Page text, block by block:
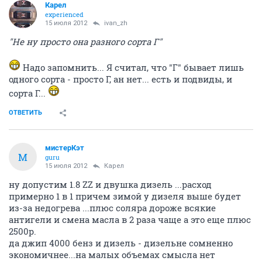
Карел
experienced
15 июля 2012 ivаn_zh
"Не ну просто она разного сорта Г"
Надо запомнить... Я считал, что "Г" бывает лишь
одного сорта - просто Г, ан нет... есть и подвиды, и
сорта Г...
ОТВЕТИТЬ
М
мистерКэт
guru
15 июля 2012 Карел
ну допустим 1.8 ZZ и двушка дизель ...расход
примерно 1 в 1 причем зимой у дизеля выше будет
из-за недогрева ...плюс соляра дороже всякие
антигели и смена масла в 2 раза чаще а это еще плюс
2500р.
да джип 4000 бенз и дизель - дизельне сомненно
экономичнее...на малых объемах смысла нет